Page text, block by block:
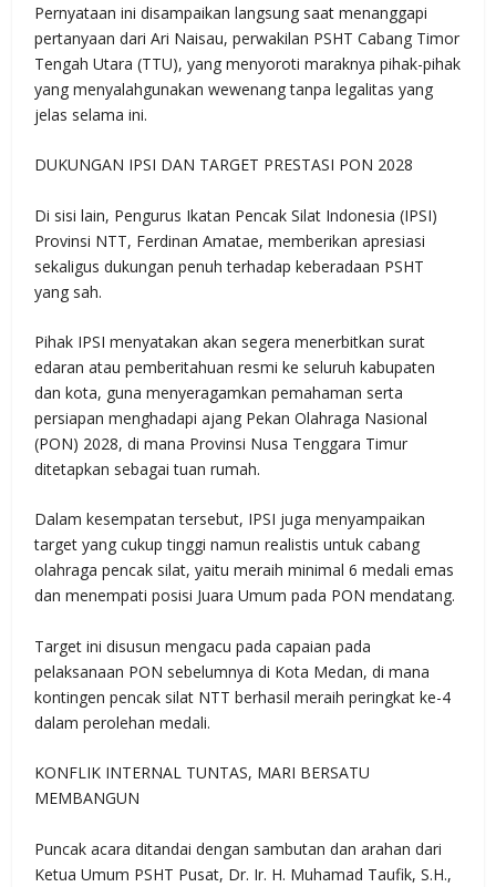
Pernyataan ini disampaikan langsung saat menanggapi
pertanyaan dari Ari Naisau, perwakilan PSHT Cabang Timor
Tengah Utara (TTU), yang menyoroti maraknya pihak-pihak
yang menyalahgunakan wewenang tanpa legalitas yang
jelas selama ini.
DUKUNGAN IPSI DAN TARGET PRESTASI PON 2028
Di sisi lain, Pengurus Ikatan Pencak Silat Indonesia (IPSI)
Provinsi NTT, Ferdinan Amatae, memberikan apresiasi
sekaligus dukungan penuh terhadap keberadaan PSHT
yang sah.
Pihak IPSI menyatakan akan segera menerbitkan surat
edaran atau pemberitahuan resmi ke seluruh kabupaten
dan kota, guna menyeragamkan pemahaman serta
persiapan menghadapi ajang Pekan Olahraga Nasional
(PON) 2028, di mana Provinsi Nusa Tenggara Timur
ditetapkan sebagai tuan rumah.
Dalam kesempatan tersebut, IPSI juga menyampaikan
target yang cukup tinggi namun realistis untuk cabang
olahraga pencak silat, yaitu meraih minimal 6 medali emas
dan menempati posisi Juara Umum pada PON mendatang.
Target ini disusun mengacu pada capaian pada
pelaksanaan PON sebelumnya di Kota Medan, di mana
kontingen pencak silat NTT berhasil meraih peringkat ke-4
dalam perolehan medali.
KONFLIK INTERNAL TUNTAS, MARI BERSATU
MEMBANGUN
Puncak acara ditandai dengan sambutan dan arahan dari
Ketua Umum PSHT Pusat, Dr. Ir. H. Muhamad Taufik, S.H.,